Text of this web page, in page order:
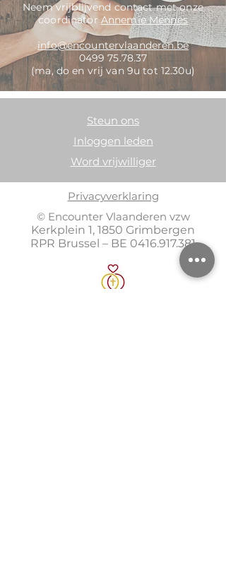
Neem vrijblijvend contact met onze
coordinatorAnnemie Mennes
info@encountervlaanderen.be
0499 75.78.37
(ma, do en vrij van 9u tot 12.30u)
Steun ons
Inloggen leden
Word vrijwilliger
Privacyverklaring
© Encounter Vlaanderen vzw
Kerkplein 1, 1850 Grimbergen
RPR Brussel – BE 0416.917.381